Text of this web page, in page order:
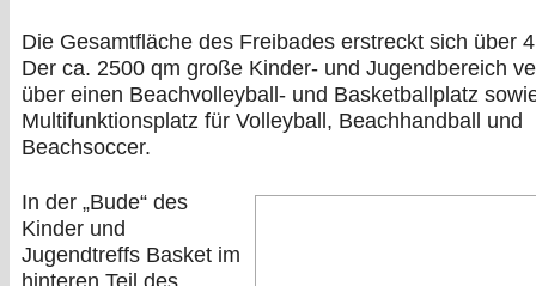
Die Gesamtfläche des Freibades erstreckt sich über
Der ca. 2500 qm große Kinder- und Jugendbereich
über einen Beachvolleyball- und Basketballplatz
Multifunktionsplatz für Volleyball, Beachhandball und
Beachsoccer.
In der „Bude“ des
Kinder und
Jugendtreffs Basket im
hinteren Teil des